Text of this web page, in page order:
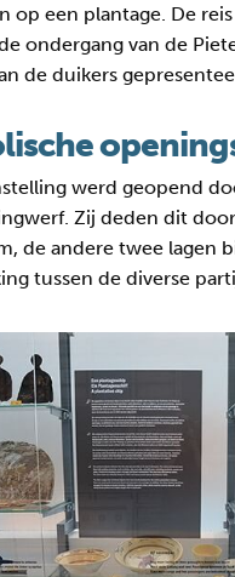
op een plantage. De
ondergang van de
de duikers
werd geopend
Zij deden dit
de andere twee lagen
tussen de diverse